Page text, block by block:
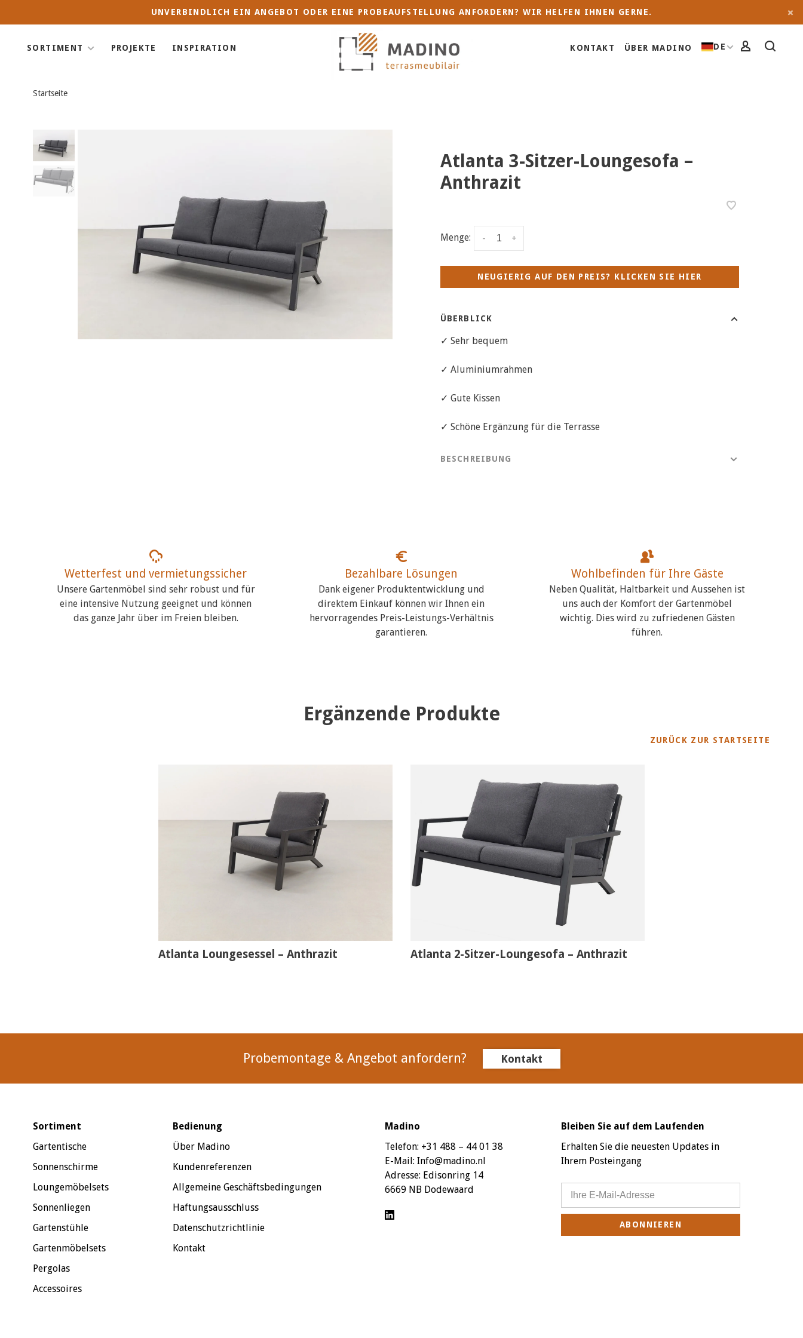
UNVERBINDLICH EIN ANGEBOT ODER EINE PROBEAUFSTELLUNG ANFORDERN? WIR HELFEN IHNEN GERNE.
SORTIMENT PROJEKTE INSPIRATION KONTAKT ÜBER MADINO DE
Startseite
Atlanta 3-Sitzer-Loungesofa –
Anthrazit
Menge: +
-
NEUGIERIG AUF DEN PREIS? KLICKEN SIE HIER
ÜBERBLICK
✓ Sehr bequem
✓ Aluminiumrahmen
✓ Gute Kissen
✓ Schöne Ergänzung für die Terrasse
BESCHREIBUNG
Wetterfest und vermietungssicher
Unsere Gartenmöbel sind sehr robust und für
eine intensive Nutzung geeignet und können
das ganze Jahr über im Freien bleiben.
Bezahlbare Lösungen
Dank eigener Produktentwicklung und
direktem Einkauf können wir Ihnen ein
hervorragendes Preis-Leistungs-Verhältnis
garantieren.
Wohlbefinden für Ihre Gäste
Neben Qualität, Haltbarkeit und Aussehen ist
uns auch der Komfort der Gartenmöbel
wichtig. Dies wird zu zufriedenen Gästen
führen.
Ergänzende Produkte
ZURÜCK ZUR STARTSEITE
Atlanta Loungesessel – Anthrazit Atlanta 2-Sitzer-Loungesofa – Anthrazit
Probemontage & Angebot anfordern? Kontakt
Sortiment
Gartentische
Sonnenschirme
Loungemöbelsets
Sonnenliegen
Gartenstühle
Gartenmöbelsets
Pergolas
Accessoires
Bedienung
Über Madino
Kundenreferenzen
Allgemeine Geschäftsbedingungen
Haftungsausschluss
Datenschutzrichtlinie
Kontakt
Madino
Telefon: +31 488 – 44 01 38
E-Mail:Info@madino.nl
Adresse: Edisonring 14
6669 NB Dodewaard
Bleiben Sie auf dem Laufenden
Erhalten Sie die neuesten Updates in
Ihrem Posteingang
ABONNIEREN